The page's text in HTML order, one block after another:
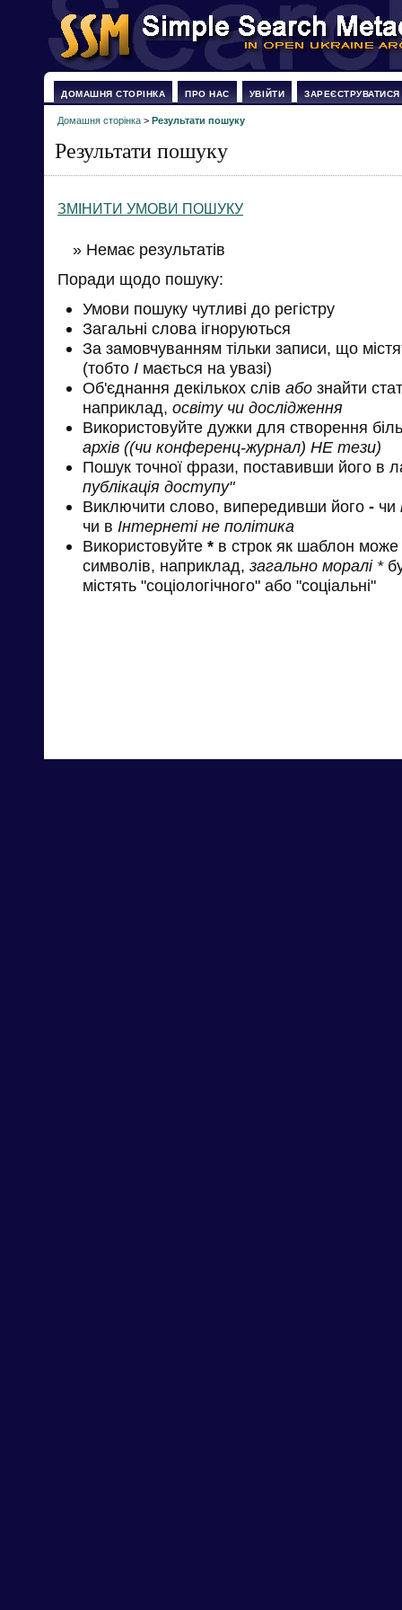
ДОМАШНЯ СТОРІНКА ПРО НАС УВІЙТИ ЗАРЕЄСТРУВАТИСЯ
Домашня сторінка > Результати пошуку
Результати пошуку
ЗМІНИТИ УМОВИ ПОШУКУ
» Немає результатів
Поради щодо пошуку:
Умови пошуку чутливі до регістру
Загальні слова ігноруються
За замовчуванням тільки записи, що
(тобто І мається на увазі)
Об'єднання декількох слів або знайти
наприклад, освіту чи дослідження
Використовуйте дужки для створення
архів ((чи конференц-журнал) НЕ тези)
Пошук точної фрази, поставивши його в
публікація доступу"
Виключити слово, випередивши його - чи
чи в Інтернеті не політика
Використовуйте * в строк як шаблон може
символів, наприклад, загально моралі *
містять "соціологічного" або "соціальні"